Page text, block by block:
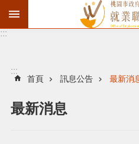
報
徵
才
:::
:::
首頁 訊息公告 最新消
最新消息